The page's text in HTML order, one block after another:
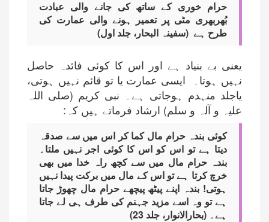
حرام خوری کے ساتھ کی جانے والی عبادت
بُھربھری مٹی پر تعمیر ہونے والی عمارت کی
طرح ہے (سفینہ البحار، جلد اول)
یعنی بے بنیاد ہے اور اس کا کوئی فائدہ حاصل
نہیں ہوتا۔ ایسی عمارت یا تو قائم نہیں ہوتی،
یاجلد منہدم ہوجاتی ہے۔ نبی کریم (صلی اللہ
علیہ و آلہ و سلم) ارشاد فرماتے ہیں کہ:
کوئی بندہ حرام مال کما کر اس میں سے صدقہ
دیتا ہے تو اس کو اس کا کوئی اجر نہیں ملتا۔
بندہ حرام مال میں سے کچھ راہ خدا میں بھی
خرچ کرتا ہے تو اس کے مال میں برکت پیدا نہیں
ہوتی! بندہ اپنے پیٹھ پیچھے حرام مال چھوڑ جاتا
ہے تو وہ اسے مزید جہنم کی طرف ہی لے جاتا
ہے۔ (بحارالانوار، جلد 23)